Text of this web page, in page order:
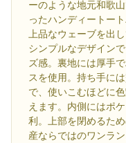
ーのような地元和歌
ったハンディートー
上品なウェーブを出
シンプルなデザイン
ズ感。裏地には厚手
スを使用。持ち手に
で、使いこむほどに
えます。内側にはポ
利。上部を閉めるた
産ならではのワンラ